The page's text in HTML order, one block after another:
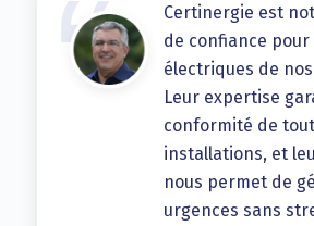
Certinergie est
de confiance
électriques de
Leur expertise
conformité de
installations, et
nous permet de
urgences sans